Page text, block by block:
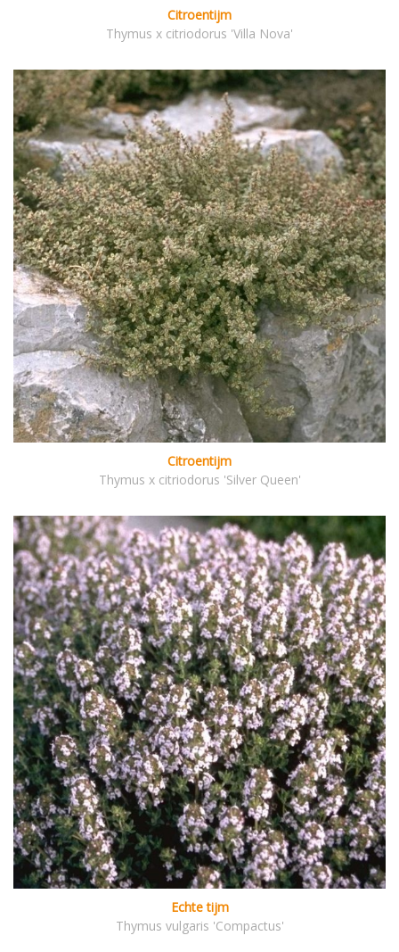
Citroentijm
Thymus x citriodorus 'Villa Nova'
Citroentijm
Thymus x citriodorus 'Silver Queen'
Echte tijm
Thymus vulgaris 'Compactus'